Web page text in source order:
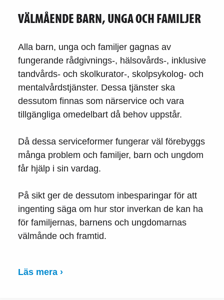
VÄLMÅENDE BARN, UNGA OCH FAMILJER
Alla barn, unga och familjer gagnas av
fungerande rådgivnings-, hälsovårds-, inklusive
tandvårds- och skolkurator-, skolpsykolog- och
mentalvårdstjänster. Dessa tjänster ska
dessutom finnas som närservice och vara
tillgängliga omedelbart då behov uppstår.
Då dessa serviceformer fungerar väl förebyggs
många problem och familjer, barn och ungdom
får hjälp i sin vardag.
På sikt ger de dessutom inbesparingar för att
ingenting säga om hur stor inverkan de kan ha
för familjernas, barnens och ungdomarnas
välmånde och framtid.
Läs mera ›